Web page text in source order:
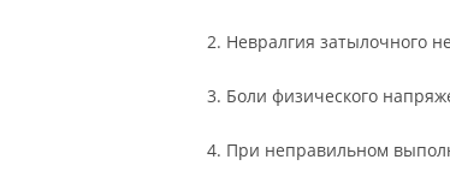
2. Невралгия затылочного
3. Боли физического
4. При неправильном